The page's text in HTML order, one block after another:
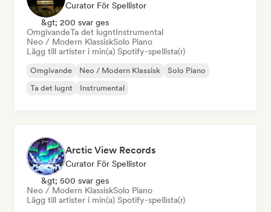
Curator För Spellistor
&gt; 200 svar ges
OmgivandeTa det lugntInstrumental
Neo / Modern KlassiskSolo Piano
Lägg till artister i min(a) Spotify-spellista(r)
Omgivande Neo / Modern Klassisk
Solo Piano
Ta det lugnt
Instrumental
Arctic View Records
Curator För Spellistor
&gt; 500 svar ges
Neo / Modern KlassiskSolo Piano
Lägg till artister i min(a) Spotify-spellista(r)